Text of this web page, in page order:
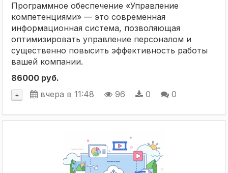
Программное обеспечение «Управление
компетенциями» — это современная
информационная система, позволяющая
оптимизировать управление персоналом и
существенно повысить эффективность работы
вашей компании.
86000 руб.
+ вчера в 11:48 96 0 0